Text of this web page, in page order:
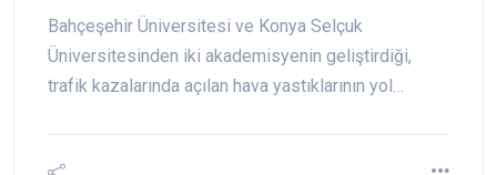
Bahçeşehir Üniversitesi ve Konya Selçuk
Üniversitesinden iki akademisyenin geliştirdiği,
trafik kazalarında açılan hava yastıklarının yol…